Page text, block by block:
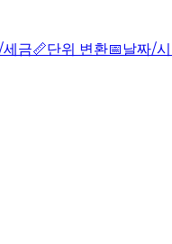
금📏단위 변환📅날짜/